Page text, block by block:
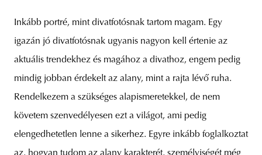
Inkább portré, mint divatfotósnak tartom magam. Egy
igazán jó divatfotósnak ugyanis nagyon kell értenie az
aktuális trendekhez és magához a divathoz, engem pedig
mindig jobban érdekelt az alany, mint a rajta lévő ruha.
Rendelkezem a szükséges alapismeretekkel, de nem
követem szenvedélyesen ezt a világot, ami pedig
elengedhetetlen lenne a sikerhez. Egyre inkább foglalkoztat